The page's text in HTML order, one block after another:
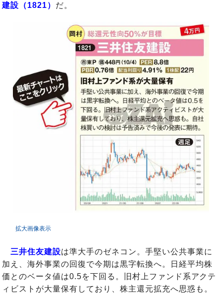
建設（1821） だ。
拡大画像表示
三井住友建設は準大手のゼネコン。手堅い公共事業に
加え、海外事業の回復で今期は黒字転換へ。日経平均株
価とのベータ値は0.5を下回る。旧村上ファンド系アクテ
ィビストが大量保有しており、株主還元拡充へ思惑も。